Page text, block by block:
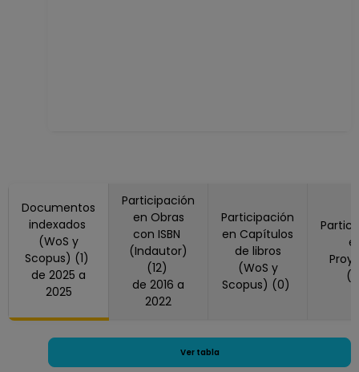
Documentos
indexados
(WoS y
Scopus) (1)
de 2025 a
2025
Participación
en Obras
con ISBN
(Indautor)
(12)
de 2016 a
2022
Participación
en Capítulos
de libros
(WoS y
Scopus) (0)
Ver tabla